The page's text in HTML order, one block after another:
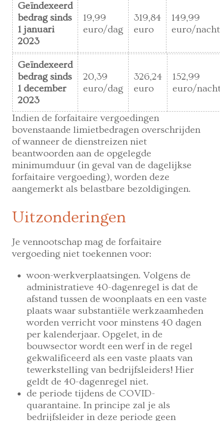
Geïndexeerd
bedrag sinds
1 januari
2023
19,99
euro/dag
319,84
euro
149,99
euro/nacht
Geïndexeerd
bedrag sinds
1 december
2023
20,39
euro/dag
326,24
euro
152,99
euro/
Indien de forfaitaire vergoedingen
bovenstaande limietbedragen overschrijden
of wanneer de dienstreizen niet
beantwoorden aan de opgelegde
minimumduur (in geval van de dagelijkse
forfaitaire vergoeding), worden deze
aangemerkt als belastbare bezoldigingen.
Uitzonderingen
Je vennootschap mag de forfaitaire
vergoeding niet toekennen voor:
woon-werkverplaatsingen. Volgens de
administratieve 40-dagenregel is dat de
afstand tussen de woonplaats en een vaste
plaats waar substantiële werkzaamheden
worden verricht voor minstens 40 dagen
per kalenderjaar. Opgelet, in de
bouwsector wordt een werf in de regel
gekwalificeerd als een vaste plaats van
tewerkstelling van bedrijfsleiders! Hier
geldt de 40-dagenregel niet.
de periode tijdens de COVID-
quarantaine. In principe zal je als
bedrijfsleider in deze periode geen